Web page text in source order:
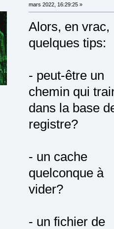
mars 2022, 16:29:25 »
Alors, en vrac,
quelques tips:
- peut-être un
chemin qui
dans la base
registre?
- un cache
quelconque à
vider?
- un fichier de